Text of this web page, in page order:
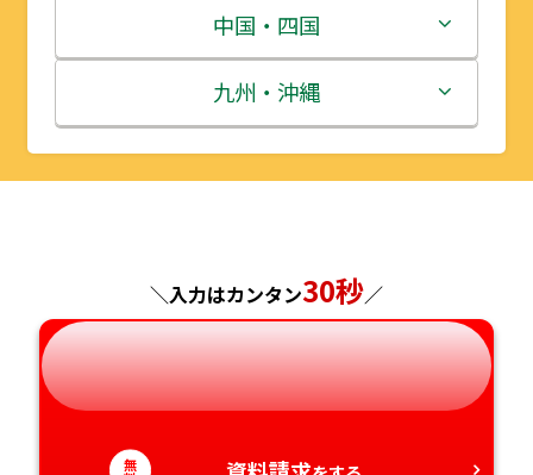
宮城県
秋田県
山形県
群馬県
埼玉県
千葉県
神奈川県
富山県
石川県
福井県
長野県
岐阜県
静岡県
三重県
滋賀県
京都府
兵庫県
奈良県
和歌山県
中国・四国
鳥取県
島根県
広島県
山口県
徳島県
九州・沖縄
福岡県
長崎県
熊本県
大分県
＼入力はカンタン30秒／
無